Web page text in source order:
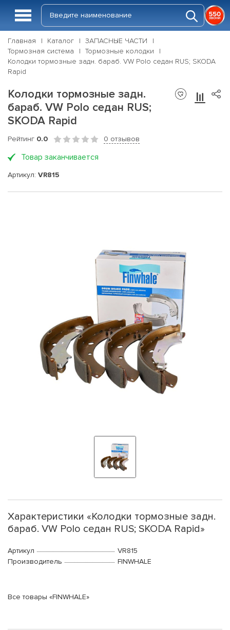
Главная Каталог
ЗАПАСНЫЕ ЧАСТИ
Тормозная система
Тормозные колодки
Колодки тормозные задн. бараб. VW Polo седан RUS; SKODA
Rapid
Колодки тормозные задн.
бараб. VW Polo седан RUS;
SKODA Rapid
Рейтинг 0.0 0 отзывов
Товар заканчивается
Артикул: VR815
Характеристики «Колодки тормозные задн.
бараб. VW Polo седан RUS; SKODA Rapid»
Артикул
VR815
Производитель
FINWHALE
Все товары «FINWHALE»